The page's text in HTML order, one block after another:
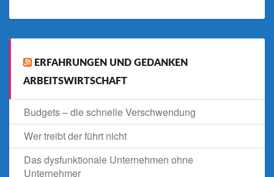
ERFAHRUNGEN UND GEDANKEN
ARBEITSWIRTSCHAFT
Budgets – die schnelle Verschwendung
Wer treibt der führt nicht
Das dysfunktionale Unternehmen ohne
Unternehmer